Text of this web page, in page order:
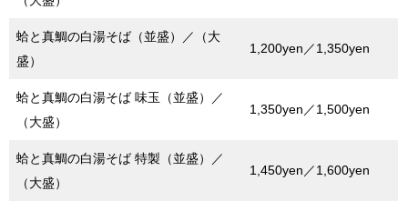
蛤と真鯛の白湯そば（並盛）／（大
盛）
1,200yen／1,350yen
蛤と真鯛の白湯そば 味玉（並盛）／
（大盛）
1,350yen／1,500yen
蛤と真鯛の白湯そば 特製（並盛）／
（大盛）
1,450yen／1,600yen